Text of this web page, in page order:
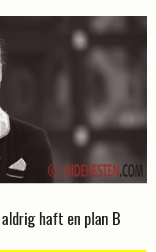
haft en plan B